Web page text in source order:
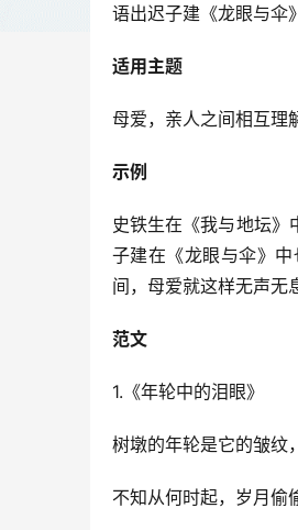
语出迟子建《龙眼与伞
适用主题
母爱，亲人之间相互理
示例
史铁生在《我与地坛
子建在《龙眼与伞》
间，母爱就这样无声无
范文
1.《年轮中的泪眼》
树墩的年轮是它的皱
不知从何时起，岁月偷